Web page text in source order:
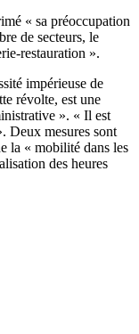
« sa préoccupation
de secteurs, le
restauration ».
impérieuse de
révolte, est une
». « Il est
Deux mesures sont
la « mobilité dans les
des heures